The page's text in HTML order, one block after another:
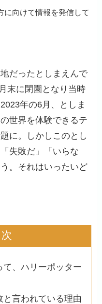
向けて情報を発信して
だったとしまえんで
末に閉園となり当時
年の6月、としま
世界を体験できるテ
に。しかしこのとし
失敗だ」「いらな
。それはいったいど
て、ハリーポッター
言われている理由